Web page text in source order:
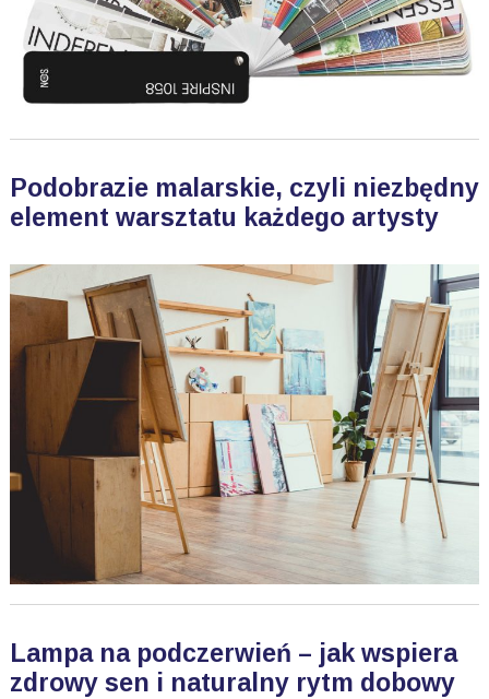
Podobrazie malarskie, czyli niezbędny
element warsztatu każdego artysty
Lampa na podczerwień – jak wspiera
zdrowy sen i naturalny rytm dobowy